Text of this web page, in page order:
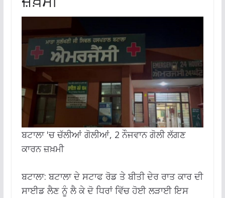
ਬਟਾਲਾ 'ਚ ਚੱਲੀਆਂ ਗੋਲੀਆਂ, 2 ਨੌਜਵਾਨ ਗੋਲੀ ਲੱਗਣ
ਕਾਰਨ ਜ਼ਖ਼ਮੀ
ਬਟਾਲਾ: ਬਟਾਲਾ ਦੇ ਸਟਾਫ ਰੋਡ ਤੇ ਬੀਤੀ ਦੇਰ ਰਾਤ ਕਾਰ ਦੀ
ਸਾਈਡ ਲੈਣ ਨੂੰ ਲੈ ਕੇ ਦੋ ਧਿਰਾਂ ਵਿੱਚ ਹੋਈ ਲੜਾਈ ਇਸ